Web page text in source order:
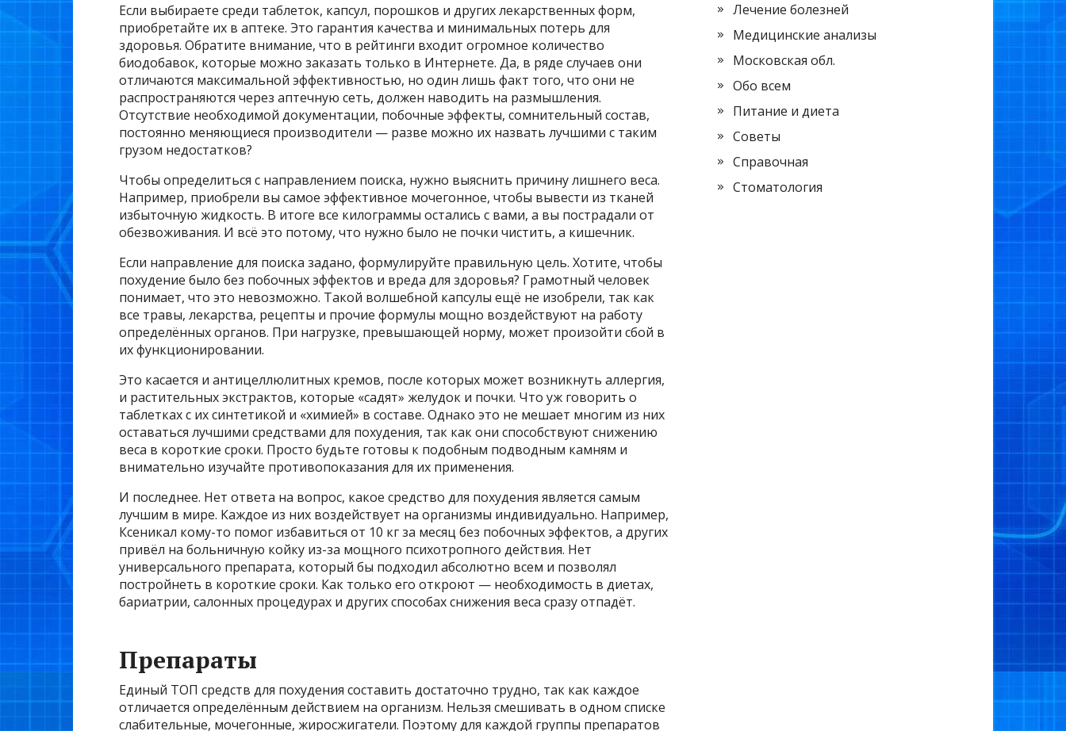
Если выбираете среди таблеток, капсул, порошков и других лекарственных форм,
приобретайте их в аптеке. Это гарантия качества и минимальных потерь для
здоровья. Обратите внимание, что в рейтинги входит огромное количество
биодобавок, которые можно заказать только в Интернете. Да, в ряде случаев они
отличаются максимальной эффективностью, но один лишь факт того, что они не
распространяются через аптечную сеть, должен наводить на размышления.
Отсутствие необходимой документации, побочные эффекты, сомнительный состав,
постоянно меняющиеся производители — разве можно их назвать лучшими с таким
грузом недостатков?
Чтобы определиться с направлением поиска, нужно выяснить причину лишнего веса.
Например, приобрели вы самое эффективное мочегонное, чтобы вывести из тканей
избыточную жидкость. В итоге все килограммы остались с вами, а вы пострадали от
обезвоживания. И всё это потому, что нужно было не почки чистить, а кишечник.
Если направление для поиска задано, формулируйте правильную цель. Хотите, чтобы
похудение было без побочных эффектов и вреда для здоровья? Грамотный человек
понимает, что это невозможно. Такой волшебной капсулы ещё не изобрели, так как
все травы, лекарства, рецепты и прочие формулы мощно воздействуют на работу
определённых органов. При нагрузке, превышающей норму, может произойти сбой в
их функционировании.
Это касается и антицеллюлитных кремов, после которых может возникнуть аллергия,
и растительных экстрактов, которые «садят» желудок и почки. Что уж говорить о
таблетках с их синтетикой и «химией» в составе. Однако это не мешает многим из них
оставаться лучшими средствами для похудения, так как они способствуют снижению
веса в короткие сроки. Просто будьте готовы к подобным подводным камням и
внимательно изучайте противопоказания для их применения.
И последнее. Нет ответа на вопрос, какое средство для похудения является самым
лучшим в мире. Каждое из них воздействует на организмы индивидуально. Например,
Ксеникал кому-то помог избавиться от 10 кг за месяц без побочных эффектов, а других
привёл на больничную койку из-за мощного психотропного действия. Нет
универсального препарата, который бы подходил абсолютно всем и позволял
постройнеть в короткие сроки. Как только его откроют — необходимость в диетах,
бариатрии, салонных процедурах и других способах снижения веса сразу отпадёт.
Препараты
Единый ТОП средств для похудения составить достаточно трудно, так как каждое
отличается определённым действием на организм. Нельзя смешивать в одном списке
слабительные, мочегонные, жиросжигатели. Поэтому для каждой группы препаратов
Лечение болезней
Медицинские анализы
Московская обл.
Обо всем
Питание и диета
Советы
Справочная
Стоматология